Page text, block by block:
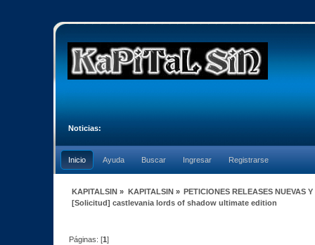
Noticias:
Inicio Ayuda Buscar Ingresar Registrarse
KAPITALSIN » KAPITALSIN» PETICIONES RELEASES NUEVAS
[Solicitud] castlevania lords of shadow ultimate edition
Páginas: [1]